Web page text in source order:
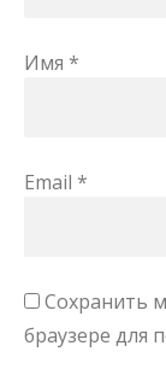
Имя *
Email *
Сохранить
браузере для